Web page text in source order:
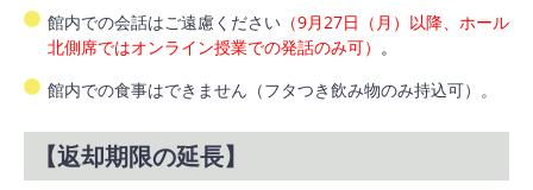
館内での会話はご遠慮ください （9月27日（月）以降、ホール
北側席ではオンライン授業での発話のみ可） 。
館内での食事はできません（フタつき飲み物のみ持込可）。
【返却期限の延長】